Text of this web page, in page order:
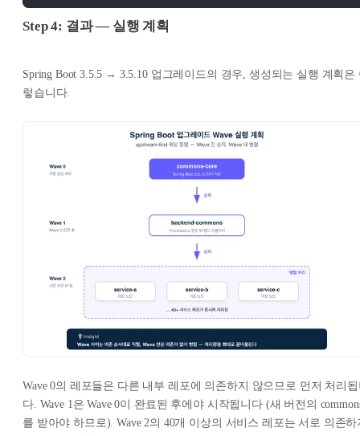
Step 4: 결과 — 실행 계획
Spring Boot 3.5.5 → 3.5.10 업그레이드의 경우, 생성되는 실행 계획은
렇습니다.
Wave 0의 레포들은 다른 내부 레포에 의존하지 않으므로 먼저 처리
다. Wave 1은 Wave 0이 완료된 후에야 시작됩니다 (새 버전의
를 받아야 하므로). Wave 2의 40개 이상의 서비스 레포는 서로 의존하